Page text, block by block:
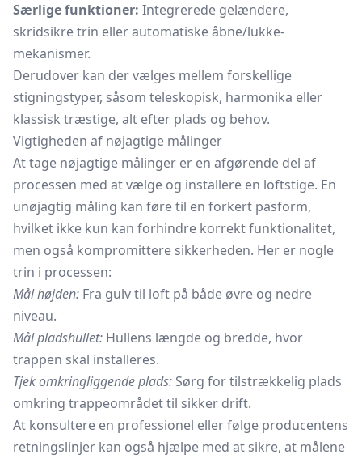
Særlige funktioner: Integrerede gelændere,
skridsikre trin eller automatiske åbne/lukke-
mekanismer.
Derudover kan der vælges mellem forskellige
stigningstyper, såsom teleskopisk, harmonika eller
klassisk træstige, alt efter plads og behov.
Vigtigheden af nøjagtige målinger
At tage nøjagtige målinger er en afgørende del af
processen med at vælge og installere en loftstige. En
unøjagtig måling kan føre til en forkert pasform,
hvilket ikke kun kan forhindre korrekt funktionalitet,
men også kompromittere sikkerheden. Her er nogle
trin i processen:
Mål højden: Fra gulv til loft på både øvre og nedre
niveau.
Mål pladshullet: Hullens længde og bredde, hvor
trappen skal installeres.
Tjek omkringliggende plads: Sørg for tilstrækkelig plads
omkring trappeområdet til sikker drift.
At konsultere en professionel eller følge producentens
retningslinjer kan også hjælpe med at sikre, at målene